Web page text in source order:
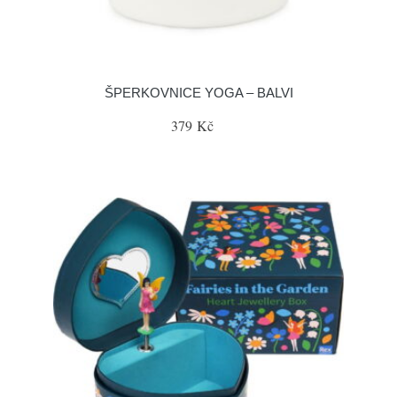
ŠPERKOVNICE YOGA – BALVI
379 Kč